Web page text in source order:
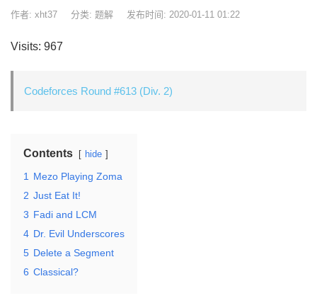
作者: xht37 分类: 题解 发布时间: 2020-01-11 01:22
Visits: 967
Codeforces Round #613 (Div. 2)
Contents hide
1
Mezo Playing Zoma
2 Just Eat It!
3 Fadi and LCM
4 Dr. Evil Underscores
5 Delete a Segment
6 Classical?